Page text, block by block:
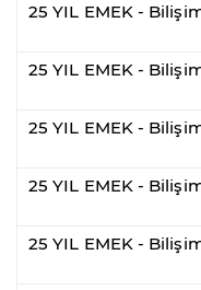
25 YIL EMEK -
25 YIL EMEK -
25 YIL EMEK -
25 YIL EMEK -
25 YIL EMEK -